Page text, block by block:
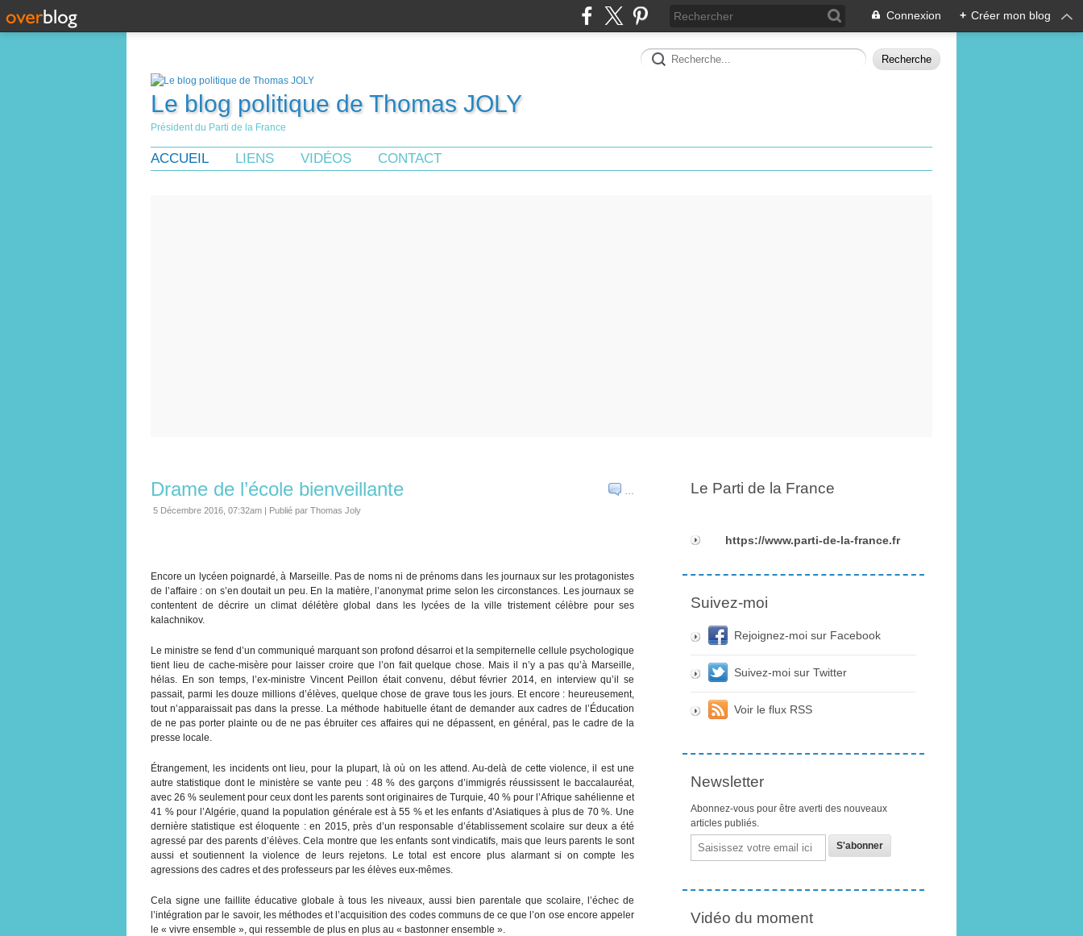
Connexion + Créer mon blog
Le blog politique de Thomas JOLY
Président du Parti de la France
ACCUEIL LIENS VIDÉOS CONTACT
…
Drame de l’école bienveillante
5 Décembre 2016, 07:32am | Publié par Thomas Joly
Encore un lycéen poignardé, à Marseille. Pas de noms ni de prénoms dans les journaux sur les protagonistes
de l’affaire : on s’en doutait un peu. En la matière, l’anonymat prime selon les circonstances. Les journaux se
contentent de décrire un climat délétère global dans les lycées de la ville tristement célèbre pour ses
kalachnikov.
Le ministre se fend d’un communiqué marquant son profond désarroi et la sempiternelle cellule psychologique
tient lieu de cache-misère pour laisser croire que l’on fait quelque chose. Mais il n’y a pas qu’à Marseille,
hélas. En son temps, l’ex-ministre Vincent Peillon était convenu, début février 2014, en interview qu’il se
passait, parmi les douze millions d’élèves, quelque chose de grave tous les jours. Et encore : heureusement,
tout n’apparaissait pas dans la presse. La méthode habituelle étant de demander aux cadres de l’Éducation
de ne pas porter plainte ou de ne pas ébruiter ces affaires qui ne dépassent, en général, pas le cadre de la
presse locale.
Étrangement, les incidents ont lieu, pour la plupart, là où on les attend. Au-delà de cette violence, il est une
autre statistique dont le ministère se vante peu : 48 % des garçons d’immigrés réussissent le baccalauréat,
avec 26 % seulement pour ceux dont les parents sont originaires de Turquie, 40 % pour l’Afrique sahélienne et
41 % pour l’Algérie, quand la population générale est à 55 % et les enfants d’Asiatiques à plus de 70 %. Une
dernière statistique est éloquente : en 2015, près d’un responsable d’établissement scolaire sur deux a été
agressé par des parents d’élèves. Cela montre que les enfants sont vindicatifs, mais que leurs parents le sont
aussi et soutiennent la violence de leurs rejetons. Le total est encore plus alarmant si on compte les
agressions des cadres et des professeurs par les élèves eux-mêmes.
Cela signe une faillite éducative globale à tous les niveaux, aussi bien parentale que scolaire, l’échec de
l’intégration par le savoir, les méthodes et l’acquisition des codes communs de ce que l’on ose encore appeler
le « vivre ensemble », qui ressemble de plus en plus au « bastonner ensemble ».
Le Parti de la France
https://www.parti-de-la-france.fr
Suivez-moi
Rejoignez-moi sur Facebook
Suivez-moi sur Twitter
Voir le flux RSS
Newsletter
Abonnez-vous pour être averti des nouveaux
articles publiés.
Email
Vidéo du moment